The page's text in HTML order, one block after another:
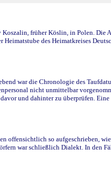
früher Köslin, in Polen.
des Heimatkreises
war die Chronologie des
nicht unmittelbar
und dahinter zu überprüfen.
so aufgeschrieben,
war schließlich Dialekt. In den